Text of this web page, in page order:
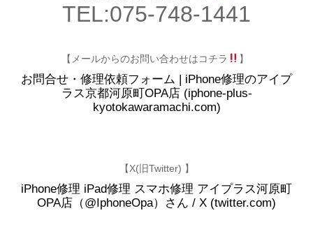
TEL:075-748-1441
【メールからのお問い合わせはコチラ 】
お問合せ・修理依頼フォーム | iPhone修理のアイプ
ラス京都河原町OPA店 (iphone-plus-
kyotokawaramachi.com)
【X(旧Twitter) 】
iPhone修理 iPad修理 スマホ修理 アイプラス河原町
OPA店（@IphoneOpa）さん / X (twitter.com)